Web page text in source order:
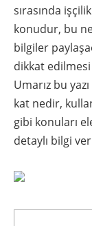
sırasında
konudur, bu
bilgiler
dikkat
Umarız bu
kat nedir,
gibi konuları
detaylı bilgi